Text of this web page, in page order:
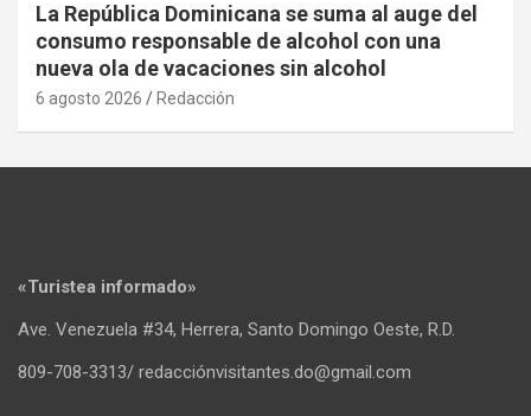
La República Dominicana se suma al auge del
consumo responsable de alcohol con una
nueva ola de vacaciones sin alcohol
6 agosto 2026 Redacción
«Turistea informado»
Ave. Venezuela #34, Herrera, Santo Domingo Oeste, R.D.
809-708-3313/ redacciónvisitantes.do@gmail.com